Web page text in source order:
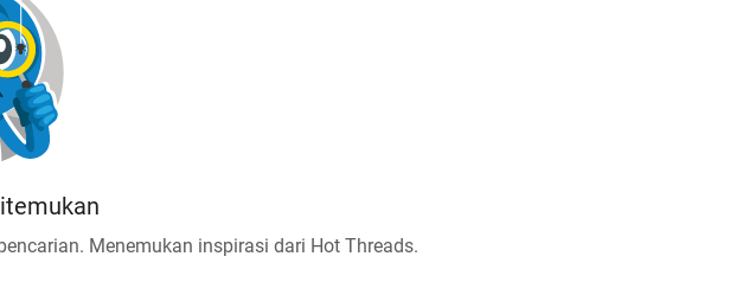
Menemukan inspirasi dari Hot Threads.